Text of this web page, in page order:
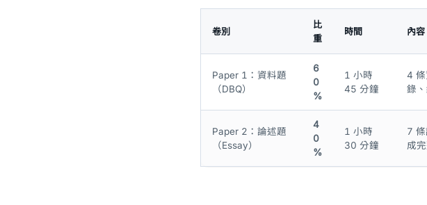
卷別
比
重
時間 內容
Paper 1：資料題
（DBQ）
6
0
%
1 小時
45 分鐘
4 條
錄
Paper 2：論述題
（Essay）
4
0
%
1 小時
30 分鐘
7
成